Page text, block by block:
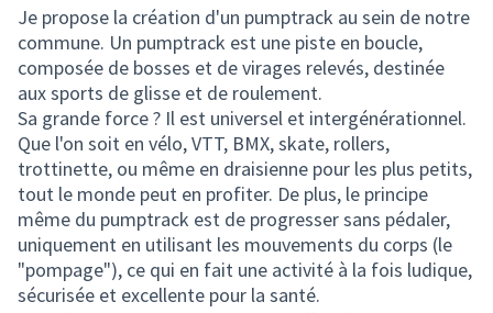
Je propose la création d'un pumptrack au sein de notre
commune. Un pumptrack est une piste en boucle,
composée de bosses et de virages relevés, destinée
aux sports de glisse et de roulement.
Sa grande force ? Il est universel et intergénérationnel.
Que l'on soit en vélo, VTT, BMX, skate, rollers,
trottinette, ou même en draisienne pour les plus petits,
tout le monde peut en profiter. De plus, le principe
même du pumptrack est de progresser sans pédaler,
uniquement en utilisant les mouvements du corps (le
"pompage"), ce qui en fait une activité à la fois ludique,
sécurisée et excellente pour la santé.